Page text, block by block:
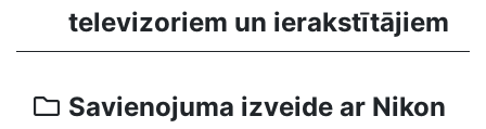
televizoriem un ierakstītājiem
Savienojuma izveide ar Nikon